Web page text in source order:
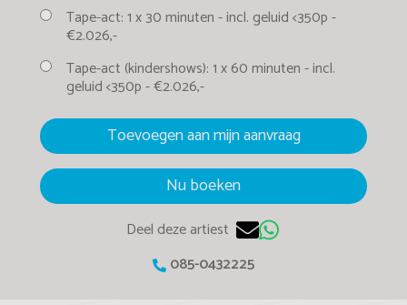
Tape-act:1 x 30 minuten -incl. geluid <350p -
€2.026,-
Tape-act (kindershows):1 x 60 minuten -incl.
geluid <350p -€2.026,-
Toevoegen aan mijn aanvraag
Nu boeken
Deel deze artiest
085-0432225